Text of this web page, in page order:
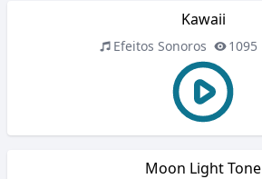
Kawaii
Efeitos Sonoros 1095
Moon Light Tone